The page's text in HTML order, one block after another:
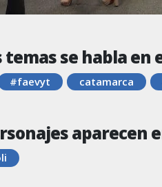
temas se habla en
#faevyt catamarca
aparecen